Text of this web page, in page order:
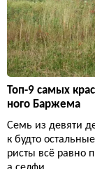
Топ-9 самых
ного Баржема
Семь из девяти
к будто
ристы всё равно